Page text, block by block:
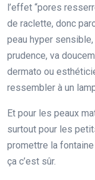
l’effet “pores
de raclette, donc
peau hyper sensible,
prudence, va
dermato ou
ressembler à un
Et pour les peaux
surtout pour les
promettre la
ça c’est sûr.